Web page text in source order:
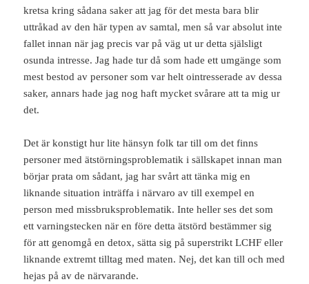
kretsa kring sådana saker att jag för det mesta bara blir
uttråkad av den här typen av samtal, men så var absolut inte
fallet innan när jag precis var på väg ut ur detta själsligt
osunda intresse. Jag hade tur då som hade ett umgänge som
mest bestod av personer som var helt ointresserade av dessa
saker, annars hade jag nog haft mycket svårare att ta mig ur
det.
Det är konstigt hur lite hänsyn folk tar till om det finns
personer med ätstörningsproblematik i sällskapet innan man
börjar prata om sådant, jag har svårt att tänka mig en
liknande situation inträffa i närvaro av till exempel en
person med missbruksproblematik. Inte heller ses det som
ett varningstecken när en före detta ätstörd bestämmer sig
för att genomgå en detox, sätta sig på superstrikt LCHF eller
liknande extremt tilltag med maten. Nej, det kan till och med
hejas på av de närvarande.